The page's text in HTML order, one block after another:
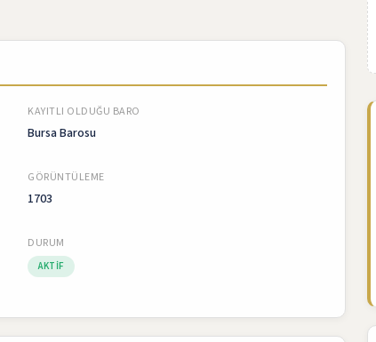
KAYITLI OLDUĞU BARO
Bursa Barosu
GÖRÜNTÜLEME
1703
DURUM
AKTIF